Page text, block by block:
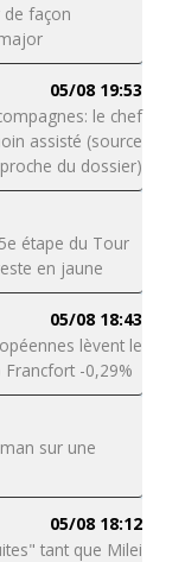
façon
05/08 19:53
le chef
assisté (source
proche du dossier)
étape du Tour
en jaune
05/08 18:43
lèvent le
Francfort -0,29%
sur une
05/08 18:12
tant que Milei